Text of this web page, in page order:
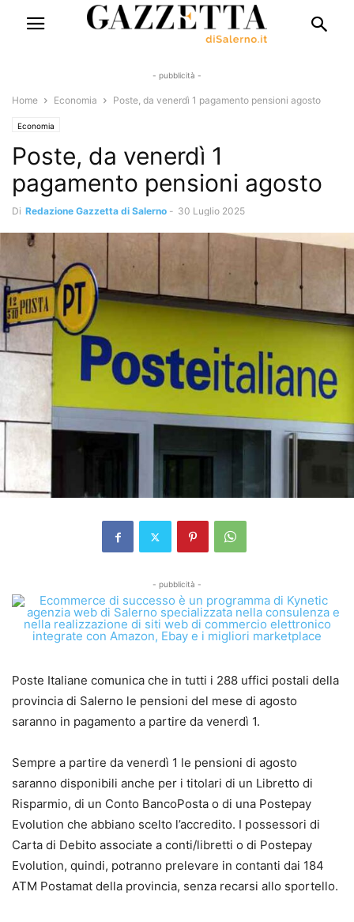
- pubblicità -
Home Economia Poste, da venerdì 1 pagamento pensioni agosto
Economia
Poste, da venerdì 1
pagamento pensioni agosto
Di Redazione Gazzetta di Salerno - 30 Luglio 2025
- pubblicità -
Poste Italiane comunica che in tutti i 288 uffici postali della
provincia di Salerno le pensioni del mese di agosto
saranno in pagamento a partire da venerdì 1.
Sempre a partire da venerdì 1 le pensioni di agosto
saranno disponibili anche per i titolari di un Libretto di
Risparmio, di un Conto BancoPosta o di una Postepay
Evolution che abbiano scelto l’accredito. I possessori di
Carta di Debito associate a conti/libretti o di Postepay
Evolution, quindi, potranno prelevare in contanti dai 184
ATM Postamat della provincia, senza recarsi allo sportello.